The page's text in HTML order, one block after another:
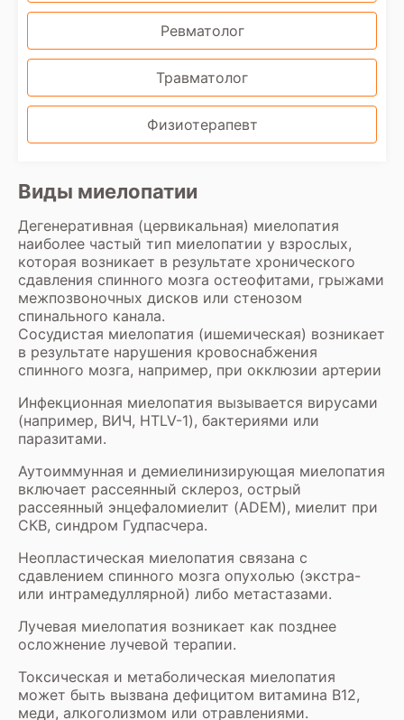
Ревматолог
Травматолог
Физиотерапевт
Виды миелопатии
Дегенеративная (цервикальная) миелопатия
наиболее частый тип миелопатии у взрослых,
которая возникает в результате хронического
сдавления спинного мозга остеофитами, грыжами
межпозвоночных дисков или стенозом
спинального канала.
Сосудистая миелопатия (ишемическая) возникает
в результате нарушения кровоснабжения
спинного мозга, например, при окклюзии артерии
Инфекционная миелопатия вызывается вирусами
(например, ВИЧ, HTLV-1), бактериями или
паразитами.
Аутоиммунная и демиелинизирующая миелопатия
включает рассеянный склероз, острый
рассеянный энцефаломиелит (ADEM), миелит при
СКВ, синдром Гудпасчера.
Неопластическая миелопатия связана с
сдавлением спинного мозга опухолью (экстра-
или интрамедуллярной) либо метастазами.
Лучевая миелопатия возникает как позднее
осложнение лучевой терапии.
Токсическая и метаболическая миелопатия
может быть вызвана дефицитом витамина B12,
меди, алкоголизмом или отравлениями.